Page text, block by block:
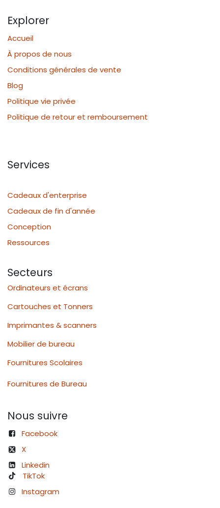
Explorer
Accueil
À propos de nous
Conditions générales de vente
Blog
Politique vie privée
Politique de retour et remboursement
Services
Cadeaux d'enterprise
Cadeaux de fin d'année
Conception
Ressources
Secteurs
Ordinateurs et écrans
Cartouches et Tonners
Imprimantes & scanners
Mobilier de bureau
Fournitures Scolaires
Fournitures de Bureau
Nous suivre
Facebook
X
Linkedin
TikTok
Instagram